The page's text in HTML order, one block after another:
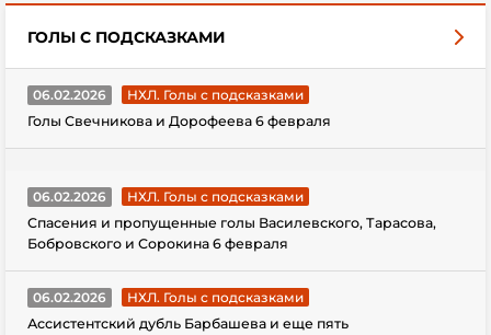
ГОЛЫ С ПОДСКАЗКАМИ
06.02.2026
НХЛ. Голы с подсказками
Голы Свечникова и Дорофеева 6 февраля
06.02.2026
НХЛ. Голы с подсказками
Спасения и пропущенные голы Василевского, Тарасова,
Бобровского и Сорокина 6 февраля
06.02.2026
НХЛ. Голы с подсказками
Ассистентский дубль Барбашева и еще пять